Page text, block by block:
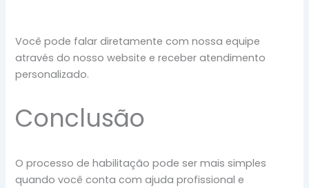
Você pode falar diretamente com nossa equipe
através do nosso website e receber atendimento
personalizado.
Conclusão
O processo de habilitação pode ser mais simples
quando você conta com ajuda profissional e